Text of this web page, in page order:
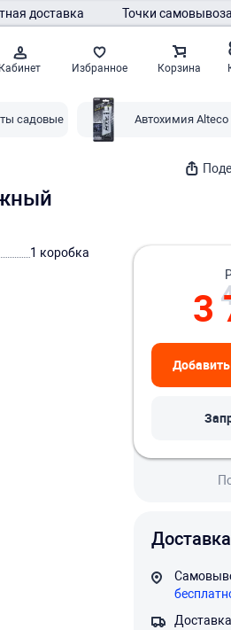
доставка Точки самовывоза
Кабинет Избранное Корзина
садовые Автохимия Alteco
1 коробка
3